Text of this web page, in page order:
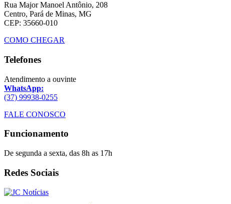
Rua Major Manoel Antônio, 208
Centro, Pará de Minas, MG
CEP: 35660-010
COMO CHEGAR
Telefones
Atendimento a ouvinte
WhatsApp:
(37) 99938-0255
FALE CONOSCO
Funcionamento
De segunda a sexta, das 8h as 17h
Redes Sociais